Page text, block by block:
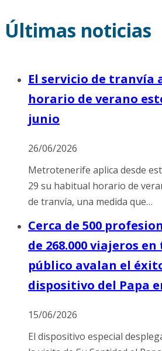
Últimas noticias
El servicio de tranvía
horario de verano
junio
26/06/2026
Metrotenerife aplica desde
29 su habitual horario de
de tranvía, una medida que…
Cerca de 500
de 268.000 viajeros
público avalan el
dispositivo del Papa
15/06/2026
El dispositivo especial